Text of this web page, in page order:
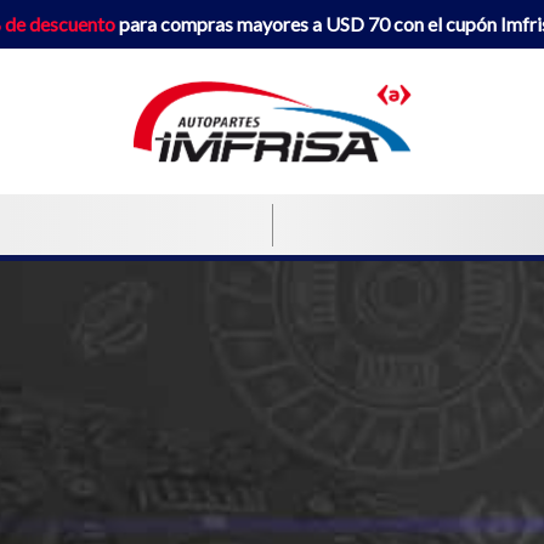
de descuentopara compras mayores a USD 70 con el cupón